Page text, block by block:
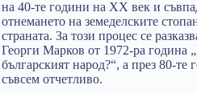
на 40-те години на XX век и
отнемането на земеделските
страната. За този процес се
Георги Марков от 1972-ра година
българският народ?“, а през 80-те
съвсем отчетливо.